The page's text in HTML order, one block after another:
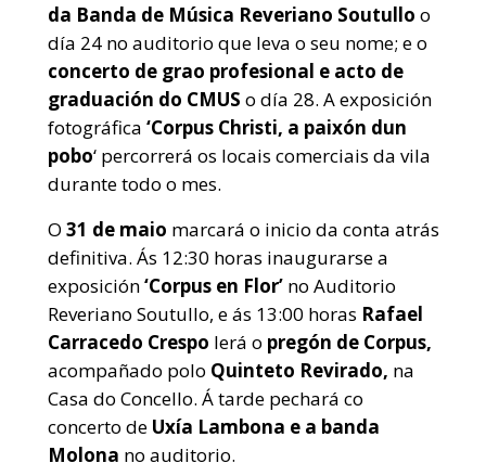
da Banda de Música Reveriano Soutullo o
día 24 no auditorio que leva o seu nome; e o
concerto de grao profesional e acto de
graduación do CMUS o día 28. A exposición
fotográfica ‘Corpus Christi, a paixón dun
pobo‘ percorrerá os locais comerciais da vila
durante todo o mes.
O 31 de maio marcará o inicio da conta atrás
definitiva. Ás 12:30 horas inaugurarse a
exposición‘Corpus en Flor’ no Auditorio
Reveriano Soutullo, e ás 13:00 horas Rafael
Carracedo Crespo lerá o pregón de Corpus,
acompañado polo Quinteto Revirado, na
Casa do Concello. Á tarde pechará co
concerto de Uxía Lambona e a banda
Molona no auditorio.